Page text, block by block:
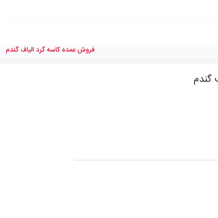
فروش عمده کاسه گرد الياف گندم
گندم